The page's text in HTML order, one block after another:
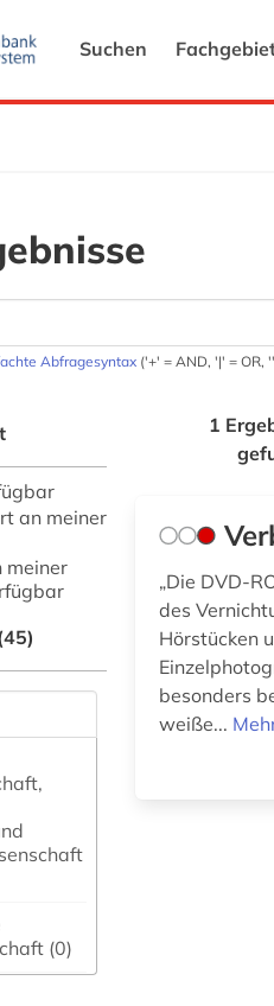
Suchen
Abfragesyntax ('+' = AND, '|' = OR,
an meiner
meiner
(0)
1
„Die DVD-
des
Hörstücken
besonders
weiße...